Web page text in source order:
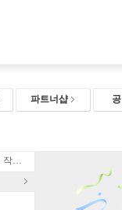
파트너샵
뮤지컬 〈휴남동 서점〉X 황보름 작가 북토크